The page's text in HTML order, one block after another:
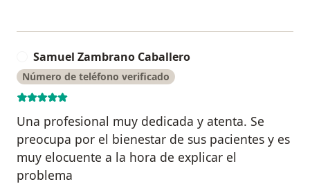
Samuel Zambrano Caballero
Número de teléfono verificado
Una profesional muy dedicada y atenta. Se
preocupa por el bienestar de sus pacientes y es
muy elocuente a la hora de explicar el
problema